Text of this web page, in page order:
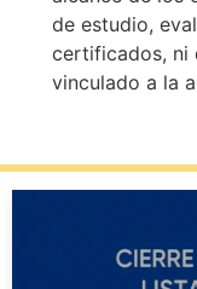
de estudio,
certificados, ni
vinculado a la